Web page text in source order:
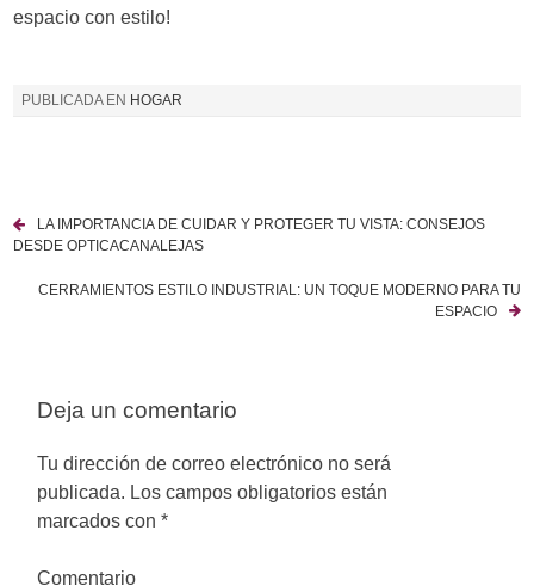
espacio con estilo!
PUBLICADA EN HOGAR
N
LA IMPORTANCIA DE CUIDAR Y PROTEGER TU VISTA: CONSEJOS
DESDE OPTICACANALEJAS
CERRAMIENTOS ESTILO INDUSTRIAL: UN TOQUE MODERNO PARA TU
ESPACIO
Deja un comentario
Tu dirección de correo electrónico no será
publicada. Los campos obligatorios están
marcados con*
Comentario